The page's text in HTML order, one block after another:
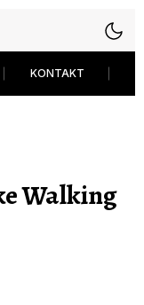
KONTAKT
Walking